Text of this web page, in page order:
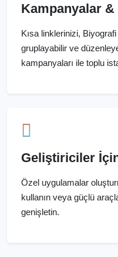
Kampanyalar
Kısa linklerinizi, Biyografi
gruplayabilir ve
kampanyaları ile toplu
Geliştiriciler
Özel uygulamalar
kullanın veya güçlü
genişletin.